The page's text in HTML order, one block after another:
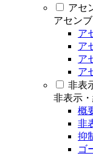
アセ
アセン
ア
ア
ア
ア
非表
非表示
概
非
抑
ゴ